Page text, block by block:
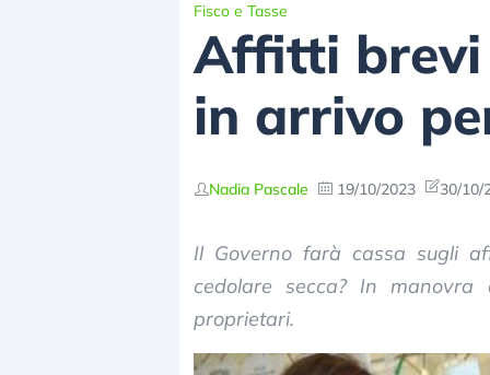
Fisco e Tasse
Affitti brevi
in arrivo
Nadia Pascale 19/10/2023 30/10/
Il Governo farà cassa sugli
cedolare secca? In
proprietari.